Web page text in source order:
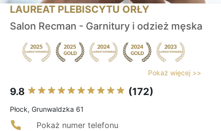
LAUREAT PLEBISCYTU ORŁY
Salon Recman - Garnitury i odzież męska
Pokaż więcej >>
9.8 (172)
Płock, Grunwaldzka 61
Pokaż numer telefonu